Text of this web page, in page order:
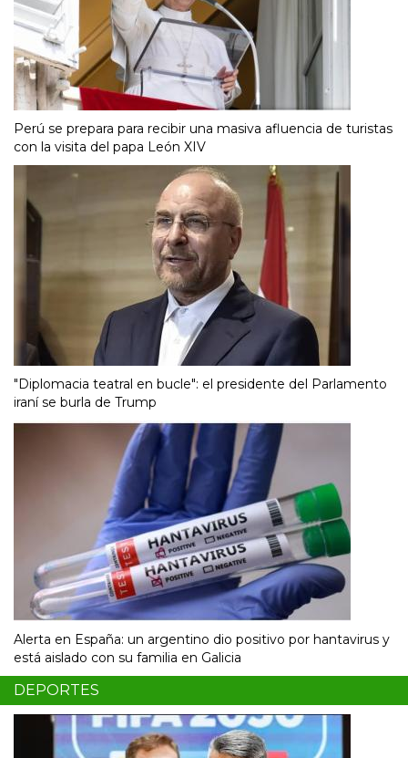
Perú se prepara para recibir una masiva afluencia de turistas
con la visita del papa León XIV
"Diplomacia teatral en bucle": el presidente del Parlamento
iraní se burla de Trump
Alerta en España: un argentino dio positivo por hantavirus y
está aislado con su familia en Galicia
DEPORTES